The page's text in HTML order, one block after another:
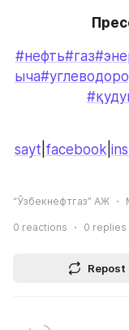
#нефть#газ
ыча
sayt facebook
“Ўзбекнефтгаз” АЖ
0 reactions 0 replies
Repost